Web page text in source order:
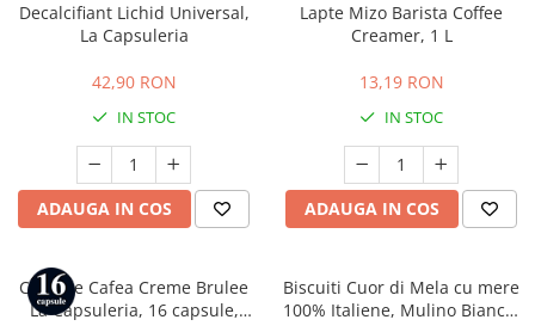
Decalcifiant Lichid Universal,
La Capsuleria
42,90 RON
IN STOC
ADAUGA IN COS
Lapte Mizo Barista Coffee
Creamer, 1 L
13,19 RON
IN STOC
ADAUGA IN COS
Capsule Cafea Creme Brulee
La Capsuleria, 16 capsule,
Biscuiti Cuor di Mela cu mere
100% Italiene, Mulino Bianco,